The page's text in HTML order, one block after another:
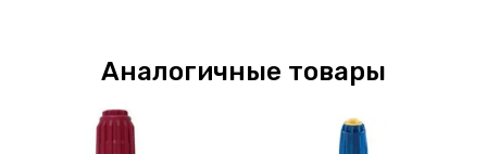
Аналогичные товары